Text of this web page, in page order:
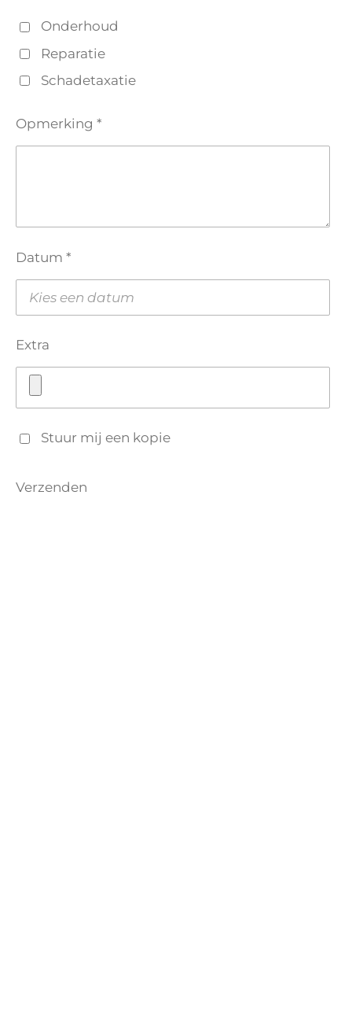
Onderhoud
Reparatie
Schadetaxatie
Opmerking *
Datum *
Extra
Stuur mij een kopie
Verzenden